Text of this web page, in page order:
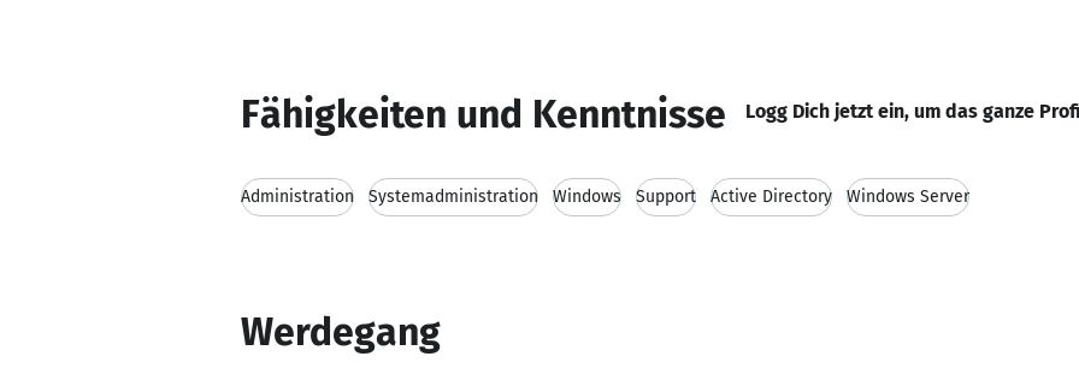
Fähigkeiten und Kenntnisse Logg Dich jetzt ein, um das ganze
Administration Systemadministration Windows Support Active Directory Windows Server
Werdegang